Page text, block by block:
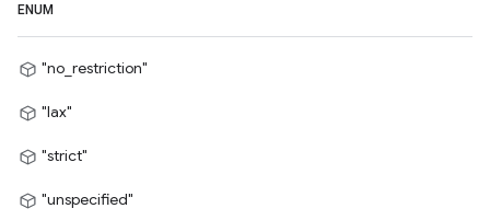
ENUM
"no_restriction"
"lax"
"strict"
"unspecified"